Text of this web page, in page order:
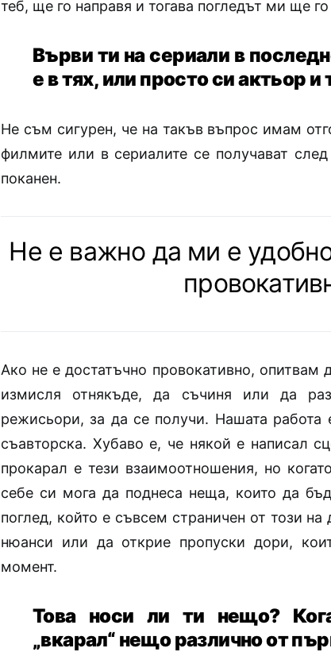
теб, ще го направя и тогава погледът ми ще
Върви ти на сериали в
е в тях, или просто си актьор и
Не съм сигурен, че на такъв въпрос имам
филмите или в сериалите се получават
поканен.
Не е важно да ми е
Ако не е достатъчно провокативно, опитвам
измисля отнякъде, да съчиня или да
режисьори, за да се получи. Нашата
съавторска. Хубаво е, че някой е написал
прокарал е тези взаимоотношения, но
себе си мога да поднеса неща, които да
поглед, който е съвсем страничен от този
нюанси или да открие пропуски дори,
момент.
Това носи ли ти нещо?
„вкарал“ нещо различно от